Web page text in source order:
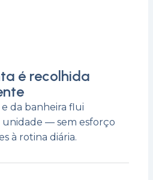
é recolhida
da banheira flui
— sem esforço
à rotina diária.